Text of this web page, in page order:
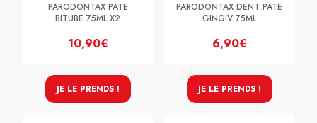
PARODONTAX PATE
BITUBE 75ML X2
10,90€
JE LE PRENDS !
PARODONTAX DENT PATE
GINGIV 75ML
6,90€
JE LE PRENDS !